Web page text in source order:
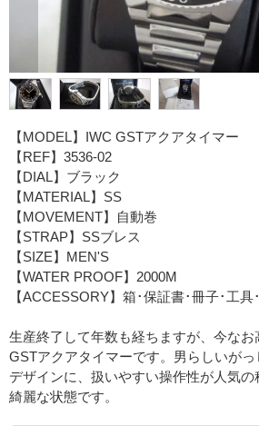
【MODEL】IWC GSTアクアタイマー
【REF】3536-02
【DIAL】ブラック
【MATERIAL】SS
【MOVEMENT】自動巻
【STRAP】SSブレス
【SIZE】MEN'S
【WATER PROOF】2000M
【ACCESSORY】箱･保証書･冊子･工具
生産終了して年数も経ちますが、今なお
GSTアクアタイマーです。男らしいが
デザインに、扱いやすい操作性が人気
綺麗な状態です。